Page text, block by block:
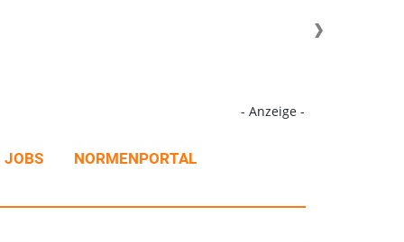
- Anzeige -
JOBS NORMENPORTAL